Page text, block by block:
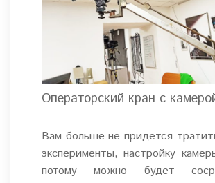
Операторский кран с
Вам больше не придется
эксперименты, настройку
потому можно будет